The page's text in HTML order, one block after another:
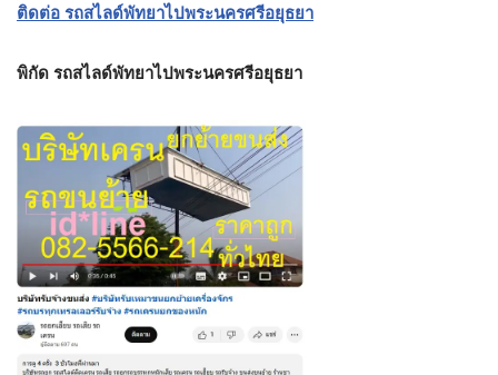
ติดต่อ รถสไลด์พัทยาไปพระนครศรีอยุธยา
พิกัด รถสไลด์พัทยาไปพระนครศรีอยุธยา